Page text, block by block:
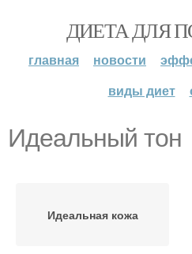
ДИЕТА ДЛЯ
главная новости
виды диет
Идеальный тон
Идеальная кожа